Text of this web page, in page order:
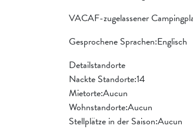
VACAF-zugelassener
Gesprochene Sprachen:Englisch
Detailstandorte
Nackte Standorte:14
Mietorte:Aucun
Wohnstandorte:Aucun
Stellplätze in der Saison:Aucun